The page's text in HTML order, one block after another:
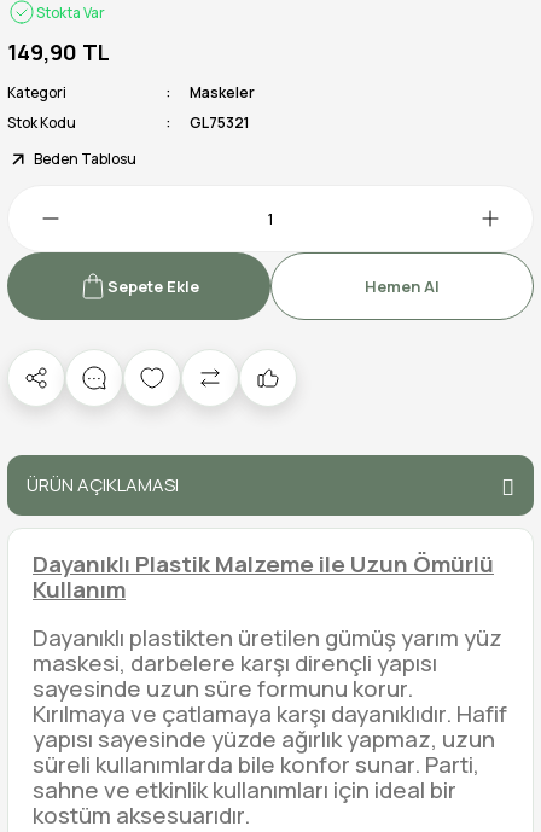
Stokta Var
149,90 TL
Kategori
Maskeler
Stok Kodu
GL75321
Beden Tablosu
Sepete Ekle Hemen Al
ÜRÜN AÇIKLAMASI
Dayanıklı Plastik Malzeme ile Uzun Ömürlü
Kullanım
Dayanıklı plastikten üretilen gümüş yarım yüz
maskesi, darbelere karşı dirençli yapısı
sayesinde uzun süre formunu korur.
Kırılmaya ve çatlamaya karşı dayanıklıdır. Hafif
yapısı sayesinde yüzde ağırlık yapmaz, uzun
süreli kullanımlarda bile konfor sunar. Parti,
sahne ve etkinlik kullanımları için ideal bir
kostüm aksesuarıdır.